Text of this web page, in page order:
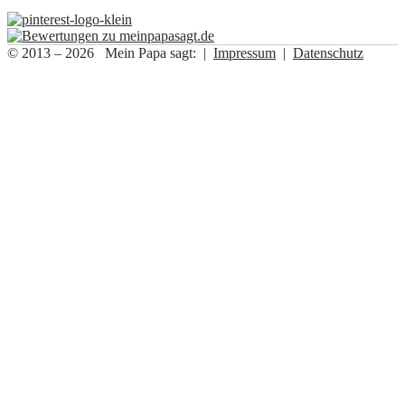
© 2013 – 2026 Mein Papa sagt: | Impressum | Datenschutz